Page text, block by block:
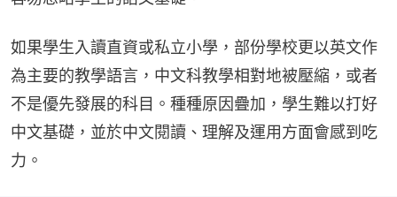
如果學生入讀直資或私立小學，部份學校更以英文作
為主要的教學語言，中文科教學相對地被壓縮，或者
不是優先發展的科目。種種原因疊加，學生難以打好
中文基礎，並於中文閱讀、理解及運用方面會感到吃
力。